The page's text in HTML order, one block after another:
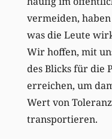
vermeiden,
was die Leute
Wir hoffen, mit
des Blicks für die
erreichen, um
Wert von
transportieren.